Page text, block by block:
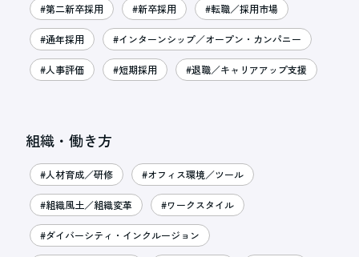
#第二新卒採用 #新卒採用 #転職／採用市場
#通年採用 #インターンシップ／オープン・カンパニー
#人事評価 #短期採用 #退職／キャリアアップ支援
組織・働き方
#人材育成／研修 #オフィス環境／ツール
#組織風土／組織変革 #ワークスタイル
#ダイバーシティ・インクルージョン